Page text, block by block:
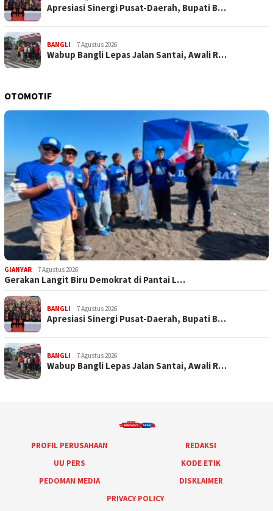
Apresiasi Sinergi Pusat-Daerah, Bupati B…
BANGLI 7 Agustus 2026
Wabup Bangli Lepas Jalan Santai, Awali R…
OTOMOTIF
GIANYAR 7 Agustus 2026
Gerakan Langit Biru Demokrat di Pantai L…
BANGLI 7 Agustus 2026
Apresiasi Sinergi Pusat-Daerah, Bupati B…
BANGLI 7 Agustus 2026
Wabup Bangli Lepas Jalan Santai, Awali R…
PROFIL PERUSAHAAN
REDAKSI
UU PERS
KODE ETIK
PEDOMAN MEDIA
DISKLAIMER
PRIVACY POLICY